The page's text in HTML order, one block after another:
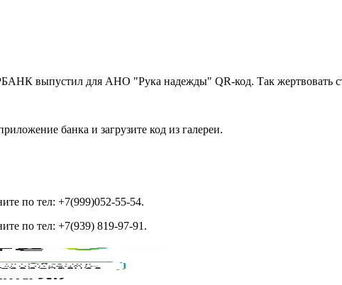
выпустил для АНО "Рука надежды" QR-код. Так жертвовать
банка и загрузите код из галереи.
по тел: +7(999)052-55-54.
по тел: +7(939) 819-97-91.